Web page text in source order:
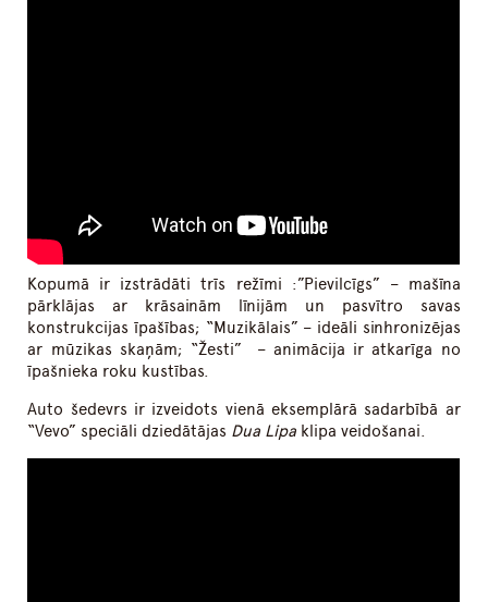
Kopumā ir izstrādāti trīs režīmi :”Pievilcīgs” – mašīna
pārklājas ar krāsainām līnijām un pasvītro savas
konstrukcijas īpašības; “Muzikālais” – ideāli sinhronizējas
ar mūzikas skaņām; “Žesti” – animācija ir atkarīga no
īpašnieka roku kustības.
Auto šedevrs ir izveidots vienā eksemplārā sadarbībā ar
“Vevo” speciāli dziedātājas Dua Lipa klipa veidošanai.